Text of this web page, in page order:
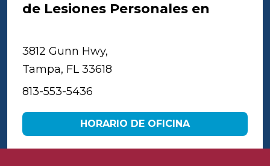
de Lesiones Personales en
3812 Gunn Hwy,
Tampa, FL 33618
813-553-5436
HORARIO DE OFICINA